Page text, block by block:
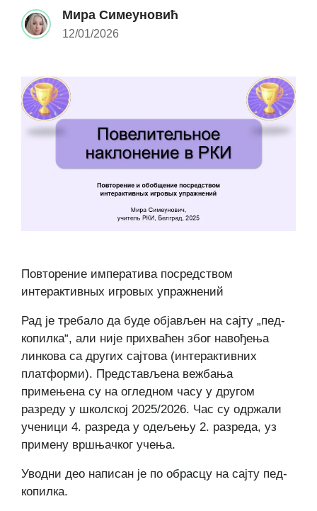
Мира Симеуновић
12/01/2026
Повторение императива посредством
интерактивных игровых упражнений
Рад је требало да буде објављен на сајту „пед-
копилка“, али није прихваћен због навођења
линкова са других сајтова (интерактивних
платформи). Представљена вежбања
примењена су на огледном часу у другом
разреду у школској 2025/2026. Час су одржали
ученици 4. разреда у одељењу 2. разреда, уз
примену вршњачког учења.
Уводни део написан је по обрасцу на сајту пед-
копилка.